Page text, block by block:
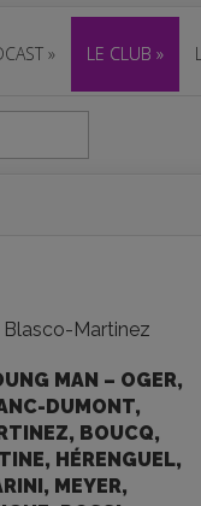
» LE CLUB »
Blasco-Martinez
MAN – OGER,
DUMONT,
BOUCQ,
HÉRENGUEL,
MEYER,